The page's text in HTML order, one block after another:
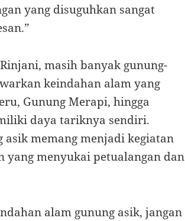
yang disuguhkan sangat
masih banyak gunung-
keindahan alam yang
Gunung Merapi, hingga
daya tariknya sendiri.
memang menjadi kegiatan
yang menyukai petualangan dan
alam gunung asik, jangan